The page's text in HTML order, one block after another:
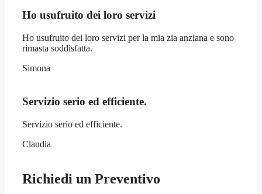
Ho usufruito dei loro servizi
Ho usufruito dei loro servizi per la mia zia anziana e sono
rimasta soddisfatta.
Simona
Servizio serio ed efficiente.
Servizio serio ed efficiente.
Claudia
Richiedi un Preventivo